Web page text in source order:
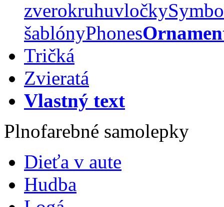
zverokruhuvločky
šablónyPhones
Tričká
Zvieratá
Vlastný text
Plnofarebné samolepky
Dieťa v aute
Hudba